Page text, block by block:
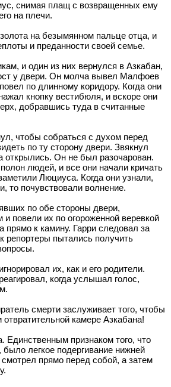
снимая плащ с возвращенных ему
на плечи.
на безымянном пальце отца, и
и преданности своей семье.
и один из них вернулся в Азкабан,
у двери. Он молча вывел Малфоев
по длинному коридору. Когда они
кнопку вестибюля, и вскоре они
добравшись туда в считанные
чтобы собраться с духом перед
по ту сторону двери. Звякнул
открылись. Он не был разочарован.
людей, и все они начали кричать
Люциуса. Когда они узнали,
то почувствовали волнение.
по обе стороны двери,
и повели их по огороженной веревкой
прямо к камину. Гарри следовал за
репортеры пытались получить
их, как и его родители.
когда услышал голос,
смерти заслуживает того, чтобы
отвратительной камере Азкабана!
Единственным признаком того, что
легкое подергивание нижней
прямо перед собой, а затем